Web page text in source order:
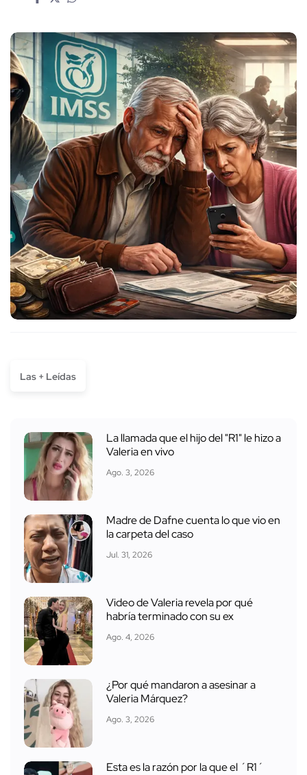
Las + Leídas
La llamada que el hijo del "R1" le hizo a
Valeria en vivo
Ago. 3, 2026
Madre de Dafne cuenta lo que vio en
la carpeta del caso
Jul. 31, 2026
Video de Valeria revela por qué
habría terminado con su ex
Ago. 4, 2026
¿Por qué mandaron a asesinar a
Valeria Márquez?
Ago. 3, 2026
Esta es la razón por la que el ´R1´